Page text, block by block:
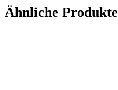
Ähnliche Produkte